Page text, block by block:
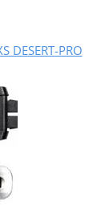
DESERT-PRO